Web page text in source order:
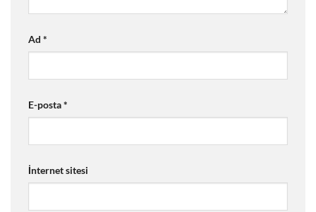
Ad *
E-posta*
İnternet sitesi